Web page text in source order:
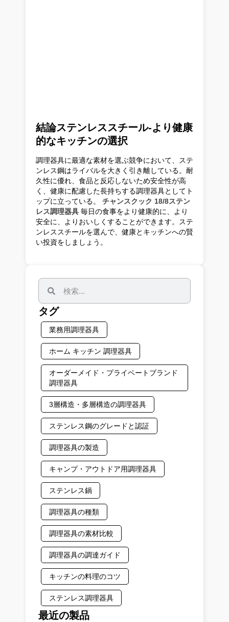
結論ステンレススチール-より健康
的なキッチンの選択
調理器具に最適な素材を選ぶ競争において、ステ
ンレス鋼はライバルを大きく引き離している。耐
久性に優れ、食品と反応しないため安全性が高
く、健康に配慮した長持ちする調理器具としてト
ップに立っている。 チャンスクック 18/8ステン
レス調理器具 毎日の食事をより健康的に、より
安全に、よりおいしくすることができます。ステ
ンレススチールを選んで、健康とキッチンへの賢
い投資をしましょう。
タグ
業務用調理器具
ホーム キッチン 調理器具
オーダーメイド・プライベートブランド
調理器具
3層構造・多層構造の調理器具
ステンレス鋼のグレードと認証
調理器具の製造
キャンプ・アウトドア用調理器具
ステンレス鍋
調理器具の種類
調理器具の素材比較
調理器具の調達ガイド
キッチンの料理のコツ
ステンレス調理器具
最近の製品